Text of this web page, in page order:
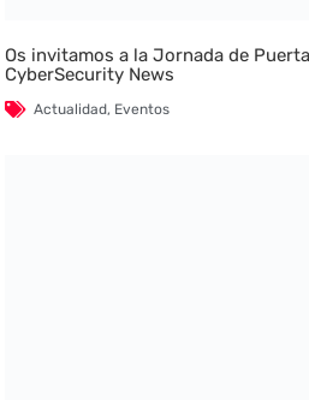
Os invitamos a la Jornada de
CyberSecurity News
Actualidad, Eventos